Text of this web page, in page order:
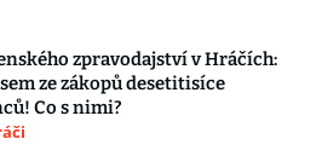
zpravodajství v Hráčích:
ze zákopů desetitisíce
Co s nimi?